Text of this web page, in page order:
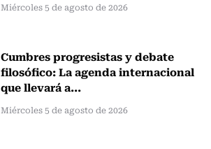
Miércoles 5 de agosto de 2026
Cumbres progresistas y debate
filosófico: La agenda internacional
que llevará a...
Miércoles 5 de agosto de 2026